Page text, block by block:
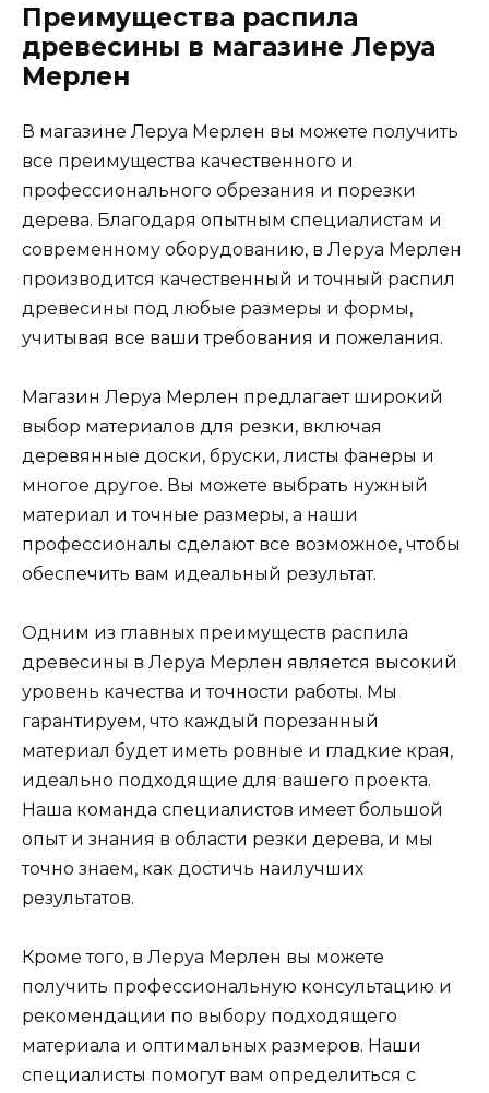
Преимущества распила
древесины в магазине Леруа
Мерлен
В магазине Леруа Мерлен вы можете получить
все преимущества качественного и
профессионального обрезания и порезки
дерева. Благодаря опытным специалистам и
современному оборудованию, в Леруа Мерлен
производится качественный и точный распил
древесины под любые размеры и формы,
учитывая все ваши требования и пожелания.
Магазин Леруа Мерлен предлагает широкий
выбор материалов для резки, включая
деревянные доски, бруски, листы фанеры и
многое другое. Вы можете выбрать нужный
материал и точные размеры, а наши
профессионалы сделают все возможное, чтобы
обеспечить вам идеальный результат.
Одним из главных преимуществ распила
древесины в Леруа Мерлен является высокий
уровень качества и точности работы. Мы
гарантируем, что каждый порезанный
материал будет иметь ровные и гладкие края,
идеально подходящие для вашего проекта.
Наша команда специалистов имеет большой
опыт и знания в области резки дерева, и мы
точно знаем, как достичь наилучших
результатов.
Кроме того, в Леруа Мерлен вы можете
получить профессиональную консультацию и
рекомендации по выбору подходящего
материала и оптимальных размеров. Наши
специалисты помогут вам определиться с